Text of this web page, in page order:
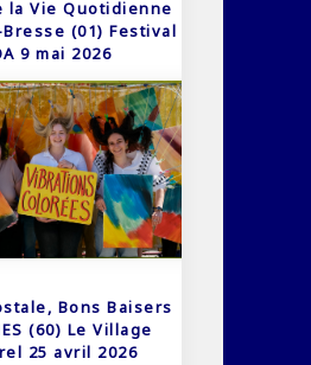
la Vie Quotidienne
(01) Festival
9 mai 2026
Bons Baisers
(60) Le Village
25 avril 2026